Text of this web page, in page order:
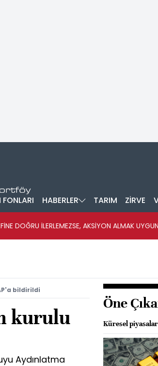
HABERLER TARIM ZİRVE
DOĞRU İLERLEMEZSE, AKSİYON ALMAK
bildirildi
kurulu
Aydınlatma
Öne
Küresel